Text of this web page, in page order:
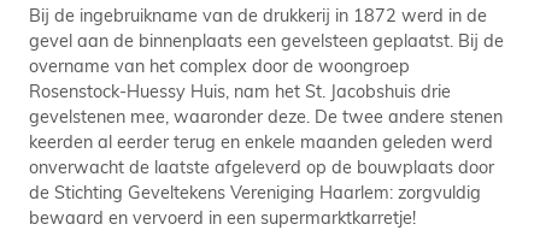
Bij de ingebruikname van de drukkerij in 1872 werd in de
gevel aan de binnenplaats een gevelsteen geplaatst. Bij de
overname van het complex door de woongroep
Rosenstock-Huessy Huis, nam het St. Jacobshuis drie
gevelstenen mee, waaronder deze. De twee andere stenen
keerden al eerder terug en enkele maanden geleden werd
onverwacht de laatste afgeleverd op de bouwplaats door
de Stichting Geveltekens Vereniging Haarlem: zorgvuldig
bewaard en vervoerd in een supermarktkarretje!